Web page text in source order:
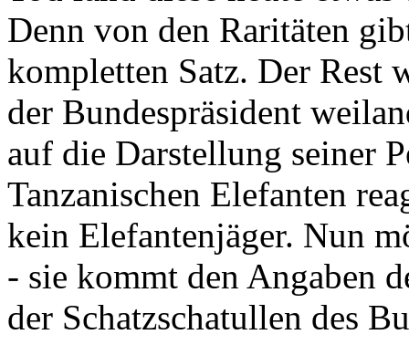
Denn von den Raritäten
kompletten Satz. Der Rest
der Bundespräsident
auf die Darstellung seiner
Tanzanischen Elefanten
kein Elefantenjäger. Nun
- sie kommt den Angaben
der Schatzschatullen des